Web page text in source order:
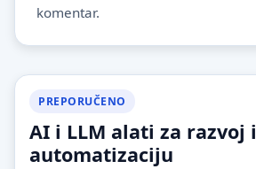
komentar.
PREPORUČENO
AI i LLM alati za razvoj i
automatizaciju